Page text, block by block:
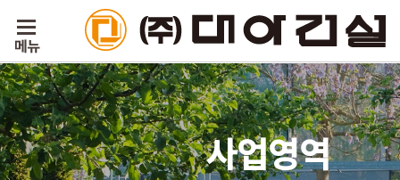
사업영역